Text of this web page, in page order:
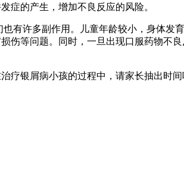
症的产生，增加不良反应的风险。
有许多副作用。儿童年龄较小，身体发
伤等问题。同时，一旦出现口服药物不
疗银屑病小孩的过程中，请家长抽出时